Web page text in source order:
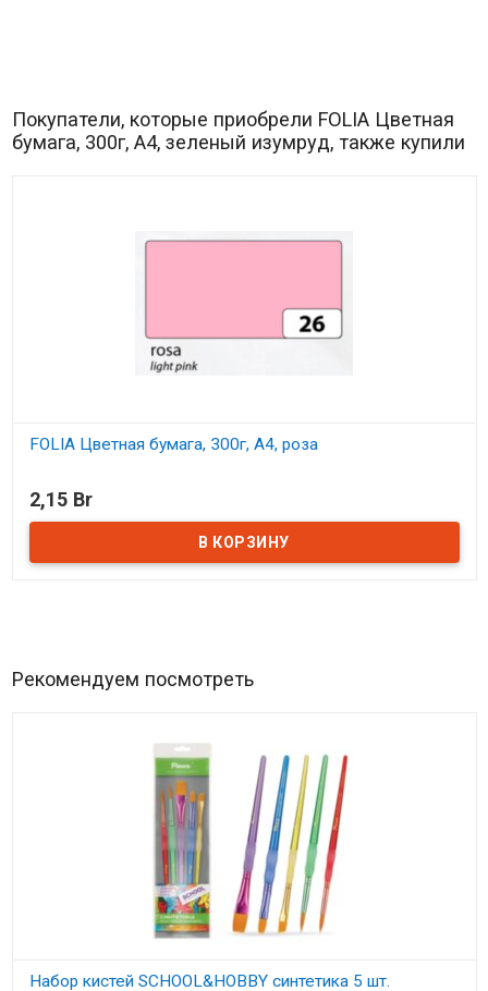
Покупатели, которые приобрели FOLIA Цветная
бумага, 300г, A4, зеленый изумруд, также купили
FOLIA Цветная бумага, 300г, A4, роза
2,15 Br
Рекомендуем посмотреть
Набор кистей SCHOOL&HOBBY синтетика 5 шт.